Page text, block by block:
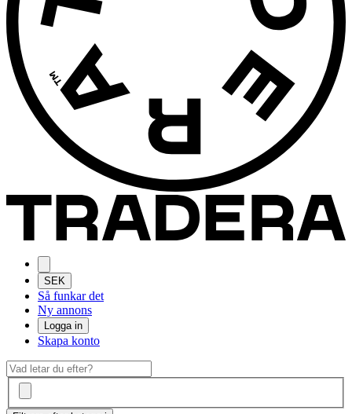
SEK
Så funkar det
Ny annons
Logga in
Skapa konto